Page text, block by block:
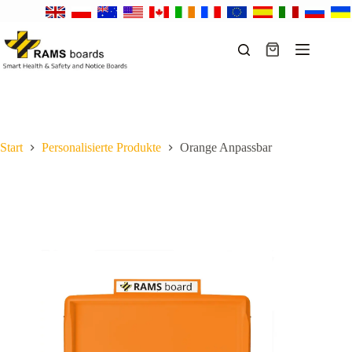
springen
Warenkorb
Start Personalisierte Produkte Orange Anpassbar